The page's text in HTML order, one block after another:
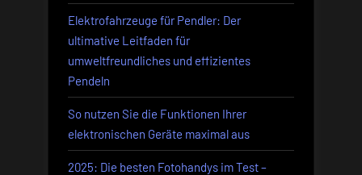
Elektrofahrzeuge für Pendler: Der
ultimative Leitfaden für
umweltfreundliches und effizientes
Pendeln
So nutzen Sie die Funktionen Ihrer
elektronischen Geräte maximal aus
2025: Die besten Fotohandys im Test –